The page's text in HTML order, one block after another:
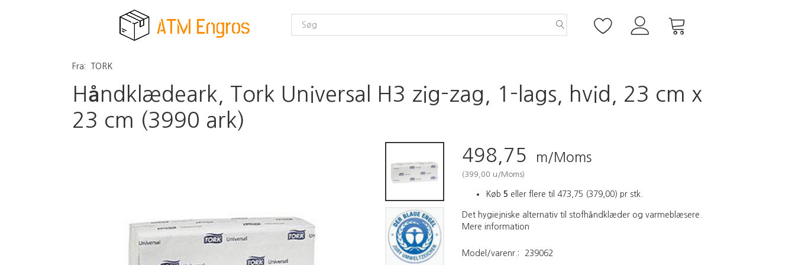
Fra: TORK
Håndklædeark, Tork Universal H3 zig-zag, 1-lags, hvid, 23 cm x
23 cm (3990 ark)
498,75 m/Moms
(399,00 u/Moms)
Køb 5 eller flere til 473,75 (379,00) pr stk.
Det hygiejniske alternativ til stofhåndklæder og varmeblæsere.
Mere information
Model/varenr.: 239062